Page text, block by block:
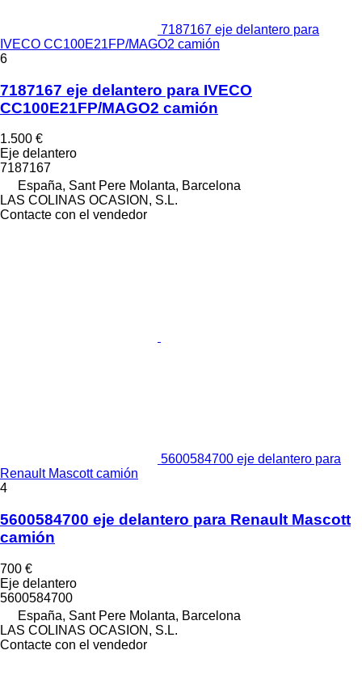
7187167 eje delantero para
IVECO CC100E21FP/MAGO2 camión
6
7187167 eje delantero para IVECO
CC100E21FP/MAGO2 camión
1.500 €
Eje delantero
7187167
España, Sant Pere Molanta, Barcelona
LAS COLINAS OCASION, S.L.
Contacte con el vendedor
5600584700 eje delantero para
Renault Mascott camión
4
5600584700 eje delantero para Renault Mascott
camión
700 €
Eje delantero
5600584700
España, Sant Pere Molanta, Barcelona
LAS COLINAS OCASION, S.L.
Contacte con el vendedor